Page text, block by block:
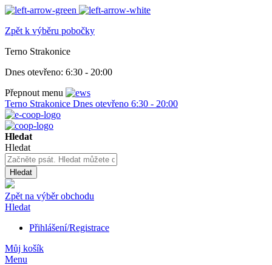
Zpět k výběru pobočky
Terno Strakonice
Dnes otevřeno: 6:30 - 20:00
Přepnout menu
Terno Strakonice Dnes otevřeno 6:30 - 20:00
Hledat
Hledat
Hledat
Zpět na výběr obchodu
Hledat
Přihlášení/Registrace
Můj košík
Menu